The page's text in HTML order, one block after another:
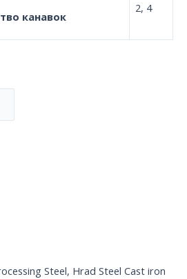
канавок
2, 4
Steel, Hrad Steel Cast iron